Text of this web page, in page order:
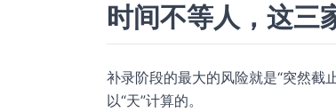
时间不等人，这三
补录阶段的最大的风险就是“突然截
以“天”计算的。